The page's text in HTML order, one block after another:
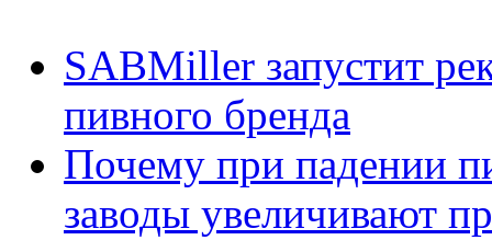
SABMiller запустит
пивного бренда
Почему при падении
заводы увеличивают